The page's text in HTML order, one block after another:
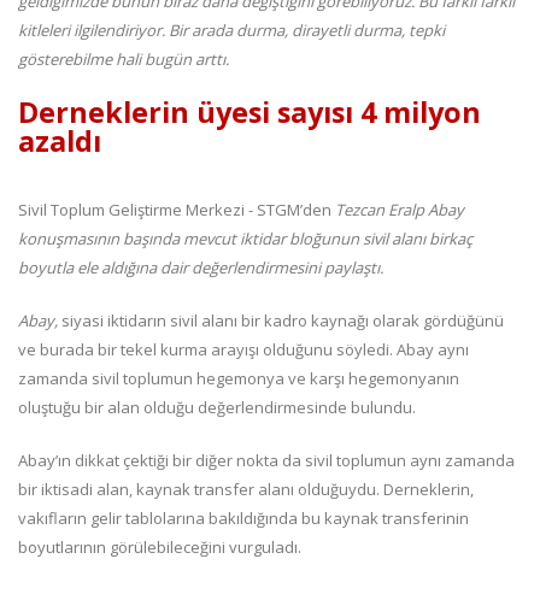
kitleleri ilgilendiriyor. Bir arada durma, dirayetli durma, tepki
gösterebilme hali bugün arttı.
Derneklerin üyesi sayısı 4 milyon
azaldı
Sivil Toplum Geliştirme Merkezi - STGM’den Tezcan Eralp Abay
konuşmasının başında mevcut iktidar bloğunun sivil alanı birkaç
boyutla ele aldığına dair değerlendirmesini paylaştı.
Abay, siyasi iktidarın sivil alanı bir kadro kaynağı olarak gördüğünü
ve burada bir tekel kurma arayışı olduğunu söyledi. Abay aynı
zamanda sivil toplumun hegemonya ve karşı hegemonyanın
oluştuğu bir alan olduğu değerlendirmesinde bulundu.
Abay’ın dikkat çektiği bir diğer nokta da sivil toplumun aynı zamanda
bir iktisadi alan, kaynak transfer alanı olduğuydu. Derneklerin,
vakıfların gelir tablolarına bakıldığında bu kaynak transferinin
boyutlarının görülebileceğini vurguladı.